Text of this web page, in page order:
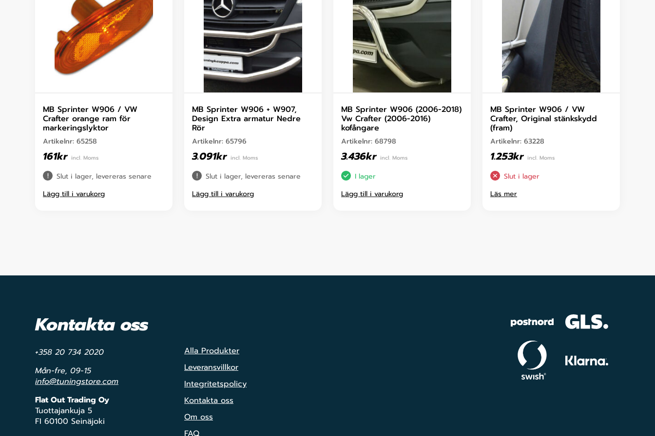
MB Sprinter W906 / VW
Crafter orange ram för
markeringslyktor
Artikelnr: 65258
161kr incl. Moms
Slut i lager, levereras senare
Lägg till i varukorg
MB Sprinter W906 + W907,
Design Extra armatur Nedre
Rör
Artikelnr: 65796
3.091kr incl. Moms
Slut i lager, levereras senare
Lägg till i varukorg
MB Sprinter W906 (2006-2018)
Vw Crafter (2006-2016)
kofångare
Artikelnr: 68798
3.436kr incl. Moms
I lager
Lägg till i varukorg
MB Sprinter W906 / VW
Crafter, Original stänkskydd
(fram)
Artikelnr: 63228
1.253kr incl. Moms
Slut i lager
Läs mer
Kontakta oss
+358 20 734 2020
Mån-fre, 09-15
info@tuningstore.com
Flat Out Trading Oy
Tuottajankuja 5
FI 60100 Seinäjoki
Alla Produkter
Leveransvillkor
Integritetspolicy
Kontakta oss
Om oss